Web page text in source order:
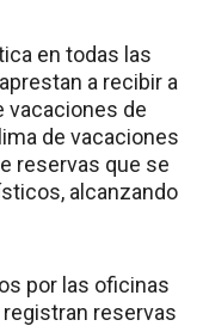
en todas las
a recibir a
vacaciones de
de vacaciones
reservas que se
alcanzando
por las oficinas
reservas